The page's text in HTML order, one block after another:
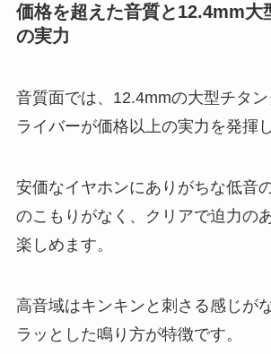
価格を超えた音質と12.4mm大
の実力
音質面では、12.4mmの大型チタ
ライバーが価格以上の実力を発揮
安価なイヤホンにありがちな低音
のこもりがなく、クリアで迫力の
楽しめます。
高音域はキンキンと刺さる感じが
ラッとした鳴り方が特徴です。